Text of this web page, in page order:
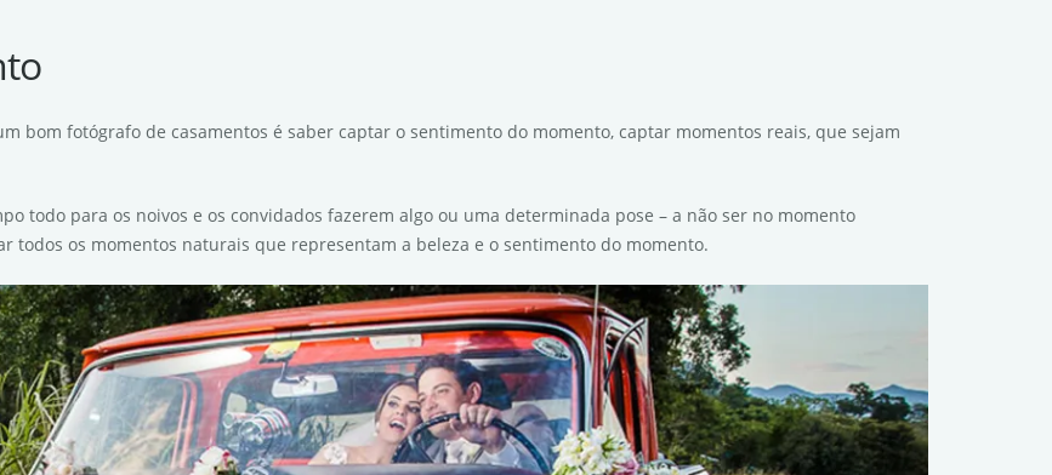
bom fotógrafo de casamentos é saber captar o sentimento do momento, captar momentos reais, que sejam
todo para os noivos e os convidados fazerem algo ou uma determinada pose – a não ser no momento
todos os momentos naturais que representam a beleza e o sentimento do momento.